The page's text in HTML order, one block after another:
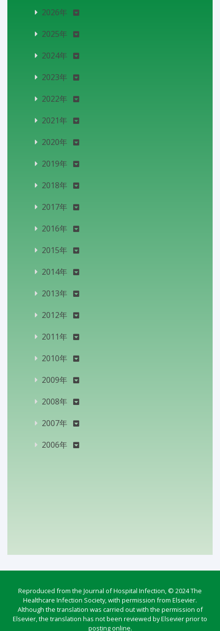
2026年
2025年
2024年
2023年
2022年
2021年
2020年
2019年
2018年
2017年
2016年
2015年
2014年
2013年
2012年
2011年
2010年
2009年
2008年
2007年
2006年
Reproduced from the Journal of Hospital Infection, © 2024 The
Healthcare Infection Society, with permission from Elsevier.
Although the translation was carried out with the permission of
Elsevier, the translation has not been reviewed by Elsevier prior to
posting online.